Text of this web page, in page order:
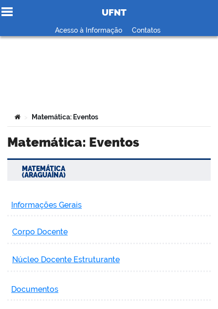
Ir para o conteúdo
UFNT
Acesso à Informação Contatos
Você está aqui:
> Matemática: Eventos
Matemática: Eventos
MATEMÁTICA
(ARAGUAÍNA)
Informações Gerais
Corpo Docente
Núcleo Docente Estruturante
Documentos